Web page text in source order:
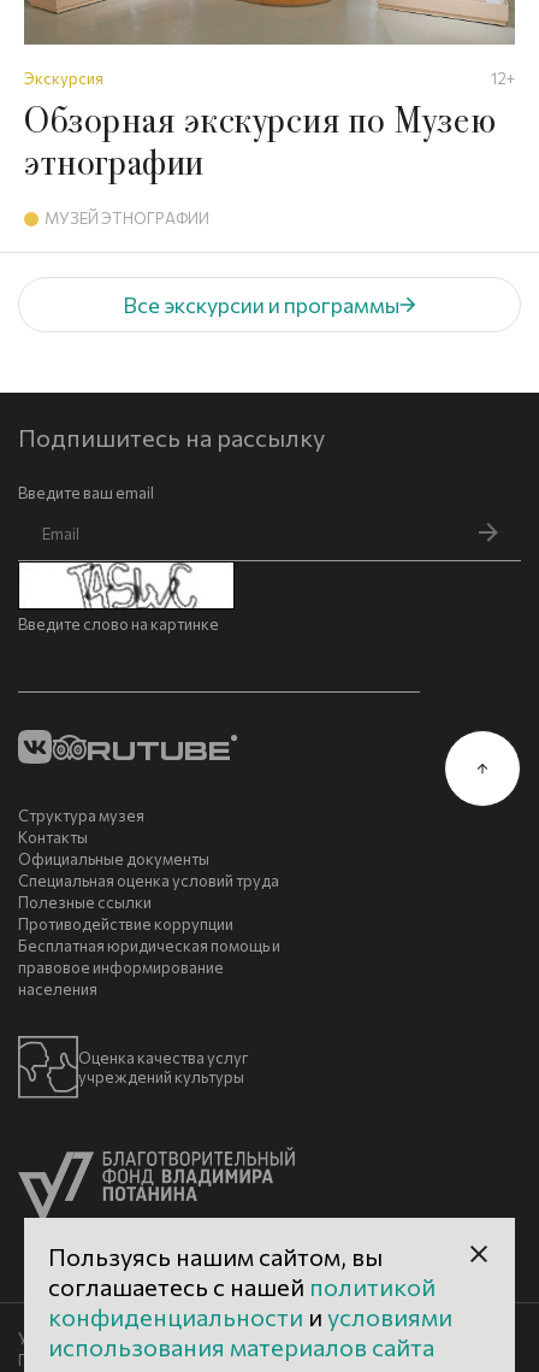
Экскурсия 12+
Обзорная экскурсия по Музею
этнографии
МУЗЕЙ ЭТНОГРАФИИ
Все экскурсии и программы
Пользуясь нашим сайтом, вы
соглашаетесь с нашей политикой
конфиденциальности и условиями
использования материалов сайта
Подпишитесь на рассылку
Введите ваш email
Введите слово на картинке
Структура музея
Контакты
Официальные документы
Специальная оценка условий труда
Полезные ссылки
Противодействие коррупции
Бесплатная юридическая помощь и
правовое информирование
населения
Оценка качества услуг
учреждений культуры
Условия использования материалов сайта
Политика конфиденциальности